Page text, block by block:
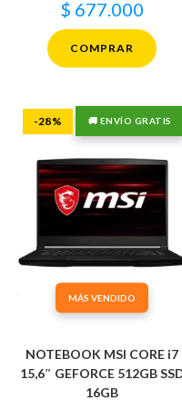
$ 677.000
COMPRAR
MÁS VENDIDO
🚚 ENVÍO GRATIS
-28%
NOTEBOOK MSI CORE i7
15,6″ GEFORCE 512GB
16GB